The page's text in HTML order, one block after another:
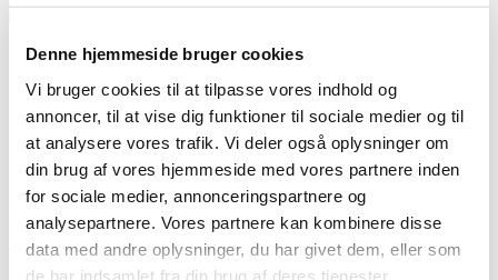
Denne hjemmeside bruger cookies
Vi bruger cookies til at tilpasse vores indhold og
annoncer, til at vise dig funktioner til sociale medier og til
at analysere vores trafik. Vi deler også oplysninger om
din brug af vores hjemmeside med vores partnere inden
for sociale medier, annonceringspartnere og
analysepartnere. Vores partnere kan kombinere disse
data med andre oplysninger, du har givet dem, eller som
de har indsamlet fra din brug af deres tjenester.
Bliv kunde
IMPRINT
VIRKSOMHEDSOPLYSNINGER
WM Autodele ApS
Marsvej 1
6000 Kolding
Telefon: 76 36 35 00
Mail: info@wm-autodele.dk